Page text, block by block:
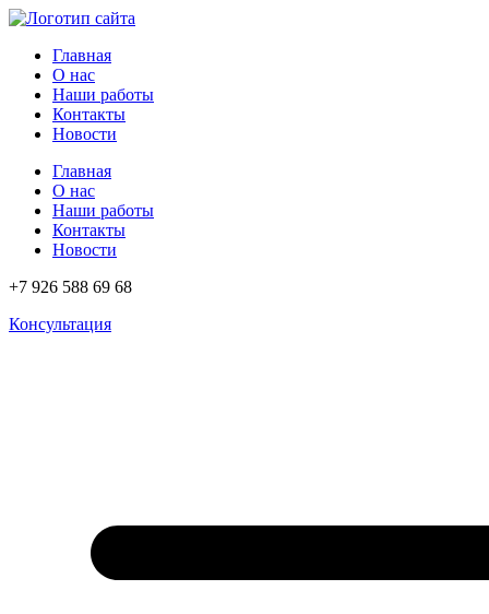
Перейти
содержимому
Главная
О нас
Наши работы
Контакты
Новости
Главная
О нас
Наши работы
Контакты
Новости
+7 926 588 69 68
Консультация